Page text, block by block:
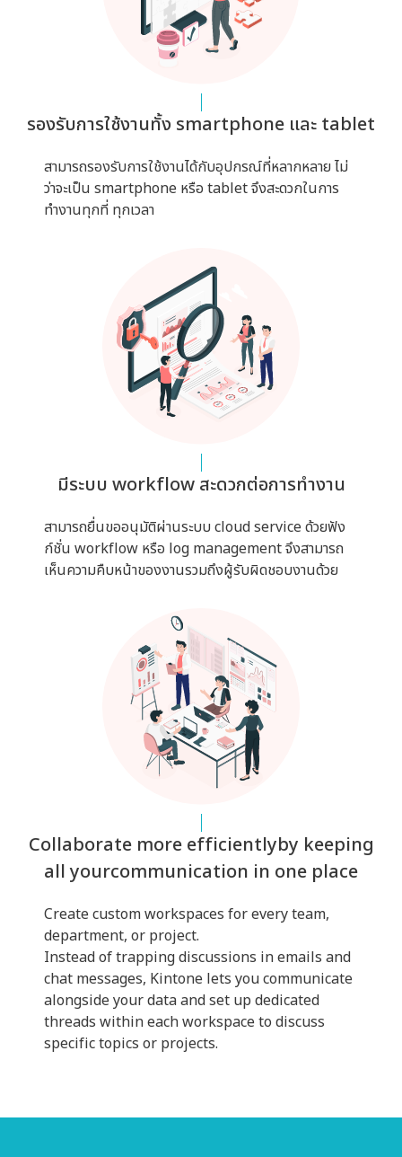
รองรับการใช้งานทั้ง smartphone และ tablet
สามารถรองรับการใช้งานได้กับอุปกรณ์ที่หลากหลาย ไม่
ว่าจะเป็น smartphone หรือ tablet จึงสะดวกในการ
ทำงานทุกที่ ทุกเวลา
มีระบบ workflow สะดวกต่อการทำงาน
สามารถยื่นขออนุมัติผ่านระบบ cloud service ด้วยฟัง
ก์ชั่น workflow หรือ log management จึงสามารถ
เห็นความคืบหน้าของงานรวมถึงผู้รับผิดชอบงานด้วย
Collaborate more efficientlyby keeping
all yourcommunication in one place
Create custom workspaces for every team,
department, or project.
Instead of trapping discussions in emails and
chat messages, Kintone lets you communicate
alongside your data and set up dedicated
threads within each workspace to discuss
specific topics or projects.